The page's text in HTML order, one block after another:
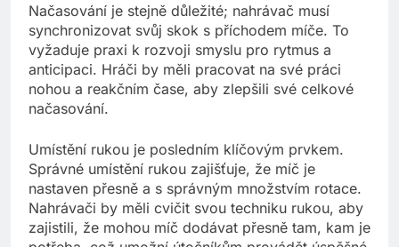
Načasování je stejně důležité; nahrávač musí
synchronizovat svůj skok s příchodem míče. To
vyžaduje praxi k rozvoji smyslu pro rytmus a
anticipaci. Hráči by měli pracovat na své práci
nohou a reakčním čase, aby zlepšili své celkové
načasování.
Umístění rukou je posledním klíčovým prvkem.
Správné umístění rukou zajišťuje, že míč je
nastaven přesně a s správným množstvím rotace.
Nahrávači by měli cvičit svou techniku rukou, aby
zajistili, že mohou míč dodávat přesně tam, kam je